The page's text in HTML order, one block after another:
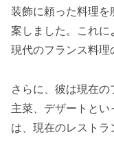
装飾に頼った料理
案しました。これに
現代のフランス料理
さらに、彼は現在の
主菜、デザートと
は、現在のレストラ